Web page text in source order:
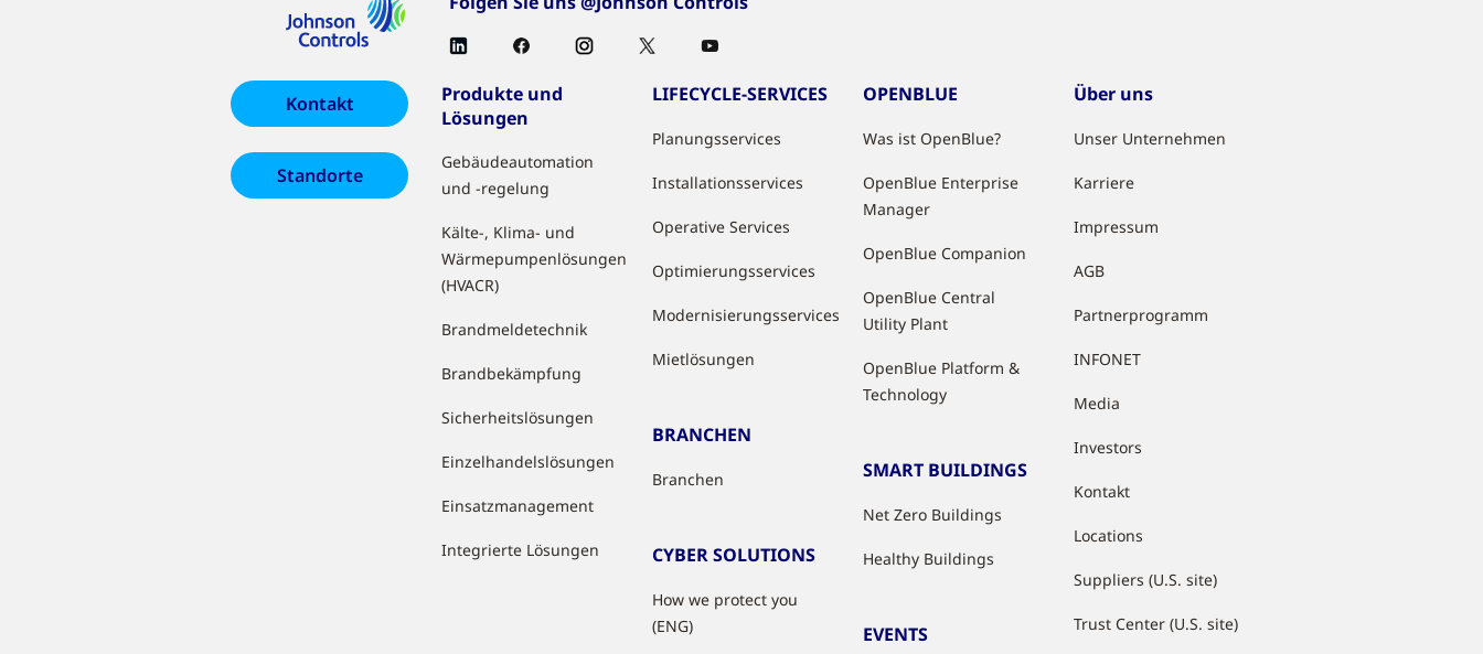
Kontakt
Standorte
Produkte und
Lösungen
Gebäudeautomation
und -regelung
Kälte-, Klima- und
Wärmepumpenlösungen
(HVACR)
Brandmeldetechnik
Brandbekämpfung
Sicherheitslösungen
Einzelhandelslösungen
Einsatzmanagement
Integrierte Lösungen
LIFECYCLE-SERVICES
Planungsservices
Installationsservices
Operative Services
Optimierungsservices
Modernisierungsservices
Mietlösungen
BRANCHEN
Branchen
CYBER SOLUTIONS
How we protect you
(ENG)
OPENBLUE
Was ist OpenBlue?
OpenBlue Enterprise
Manager
OpenBlue Companion
OpenBlue Central
Utility Plant
OpenBlue Platform &
Technology
SMART BUILDINGS
Net Zero Buildings
Healthy Buildings
EVENTS
Über uns
Unser Unternehmen
Karriere
Impressum
AGB
Partnerprogramm
INFONET
Media
Investors
Kontakt
Locations
Suppliers (U.S. site)
Trust Center (U.S. site)